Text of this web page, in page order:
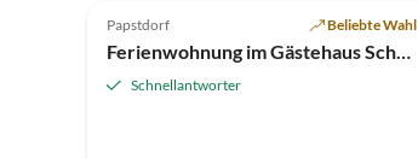
Papstdorf Beliebte Wahl
Ferienwohnung im Gästehaus Schmidt
Schnellantworter